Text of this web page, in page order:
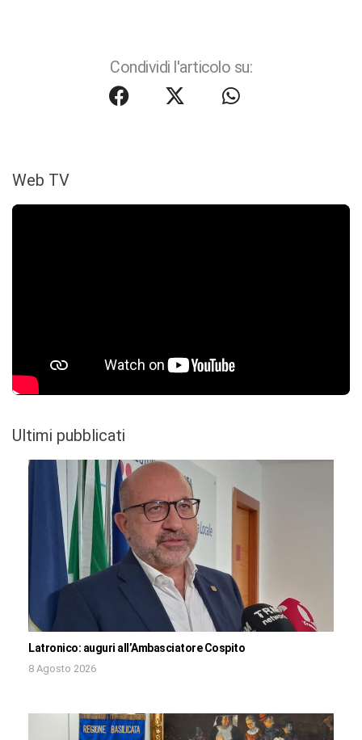
Condividi l'articolo su:
Web TV
Ultimi pubblicati
Latronico: auguri all’Ambasciatore Cospito
8 Agosto 2026